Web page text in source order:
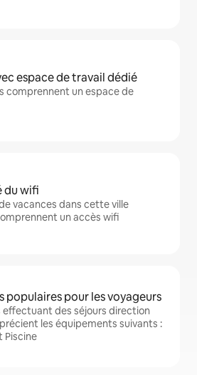
espace de travail dédié
comprennent un espace de
du wifi
vacances dans cette ville
un accès wifi
populaires pour les voyageurs
effectuant des séjours direction
les équipements suivants :
Piscine